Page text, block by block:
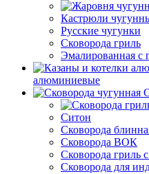
Кастрюли
Русские чугунки
Сковорода гриль
Эмалированная с
алюминиевые
Ситон
Сковорода
Сковорода ВОК
Сковорода гриль
Сковорода для